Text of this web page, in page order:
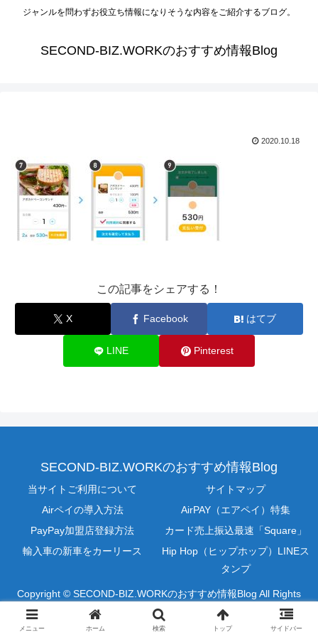
ジャンルを問わずお役立ち情報になりそうな内容をご紹介するブログ。
SECOND-BIZ.WORKのおすすめ情報Blog
2020.10.18
この記事をシェアする！
X Facebook はてブ
LINE Pinterest
SECOND-BIZ.WORKのおすすめ情報Blog
当サイトご利用について
サイトマップ
Airペイの導入方法
AirPAY（エアペイ）特集
PayPay加盟店登録方法
カード売上振込最速「Square」
輸入車の新車をカーリース
Hip Hop（ヒップホップ）LINEス
タンプ
Copyright © SECOND-BIZ.WORKのおすすめ情報Blog All Rights
Reserved.
メニュー ホーム 検索 トップ サイドバー